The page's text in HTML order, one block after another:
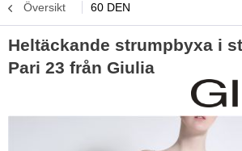
Översikt 60 DEN
Heltäckande strumpbyxa i
Pari 23 från Giulia